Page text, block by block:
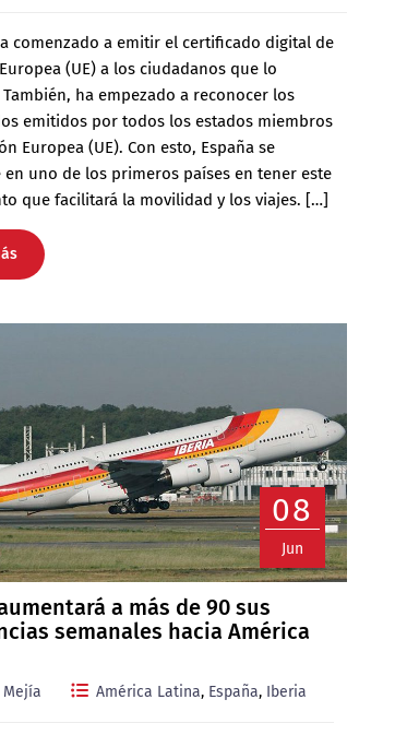
comenzado a emitir el certificado digital de
(UE) a los ciudadanos que lo
ha empezado a reconocer los
emitidos por todos los estados miembros
Europea (UE). Con esto, España se
en uno de los primeros países en tener este
que facilitará la movilidad y los viajes. […]
08
Jun
a más de 90 sus
semanales hacia América
Mejía América Latina, España, Iberia